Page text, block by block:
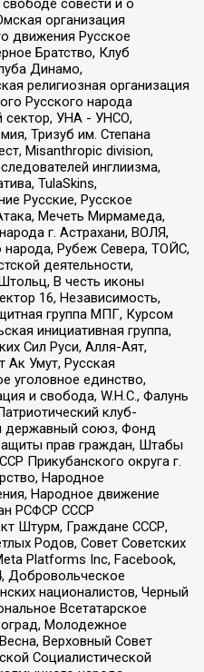
совести и о
организация
движения Русское
Братство, Клуб
Динамо,
религиозная организация
Русского народа
сектор, УНА - УНСО,
Тризуб им. Степана
Misanthropic division,
инглиизма,
TulaSkins,
Русские, Русское
Мечеть Мирмамеда,
г. Астрахани, ВОЛЯ,
Рубеж Севера, ТОЙС,
деятельности,
В честь иконы
16, Независимость,
группа МПГ, Курсом
инициативная группа,
Сил Руси, Алля-Аят,
Ак Умут, Русская
уголовное единство,
и свобода, W.H.С., Фалунь
клуб-
державный союз, Фонд
прав граждан, Штабы
Прикубанского округа г.
Народное
Народное движение
РСФСР СССР
Штурм, Граждане СССР,
Родов, Совет Советских
Platforms Inc, Facebook,
Добровольческое
националистов, Черный
Всетатарское
Молодежное
Верховный Совет
Социалистической